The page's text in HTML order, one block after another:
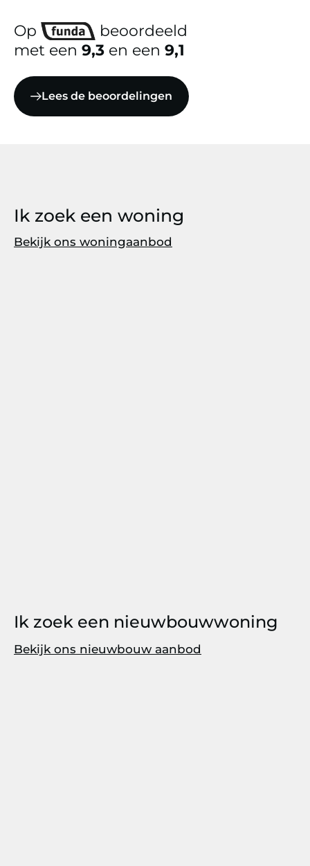
Op
beoordeeld
met een 9,3 en een 9,1
Lees de beoordelingen
Ik zoek een woning
Bekijk ons woningaanbod
Ik zoek een nieuwbouwwoning
Bekijk ons nieuwbouw aanbod